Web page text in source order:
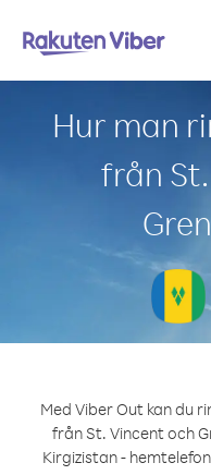
Hur man
från
Med Viber Out kan du
från St. Vincent och
Kirgizistan -